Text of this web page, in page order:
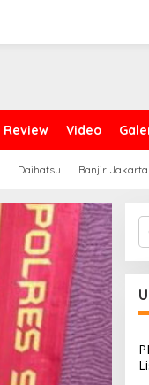
Review Video
Daihatsu Banjir Jakarta